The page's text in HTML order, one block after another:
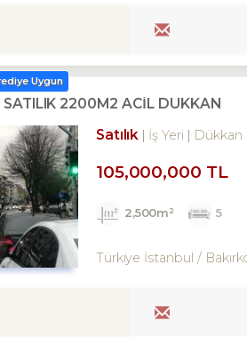
Uygun
2200M2 ACİL DÜKKAN
Satılık
İş Yeri Dükkan
105,000,000 TL
2,500m² 5
Türkiye İstanbul /